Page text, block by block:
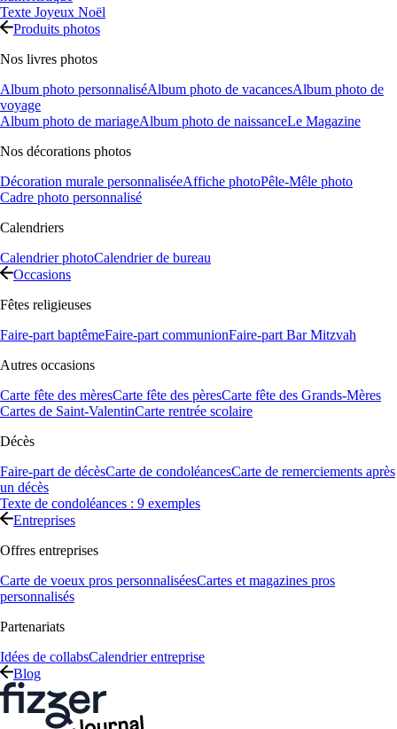
Texte Joyeux Noël
Produits photos
Nos livres photos
Album photo personnaliséAlbum photo de vacancesAlbum photo de
voyage
Album photo de mariageAlbum photo de naissanceLe Magazine
Nos décorations photos
Décoration murale personnaliséeAffiche photoPêle-Mêle photo
Cadre photo personnalisé
Calendriers
Calendrier photoCalendrier de bureau
Occasions
Fêtes religieuses
Faire-part baptêmeFaire-part communionFaire-part Bar Mitzvah
Autres occasions
Carte fête des mèresCarte fête des pèresCarte fête des Grands-Mères
Cartes de Saint-ValentinCarte rentrée scolaire
Décès
Faire-part de décèsCarte de condoléancesCarte de remerciements après
un décès
Texte de condoléances : 9 exemples
Entreprises
Offres entreprises
Carte de voeux pros personnaliséesCartes et magazines pros
personnalisés
Partenariats
Idées de collabsCalendrier entreprise
Blog